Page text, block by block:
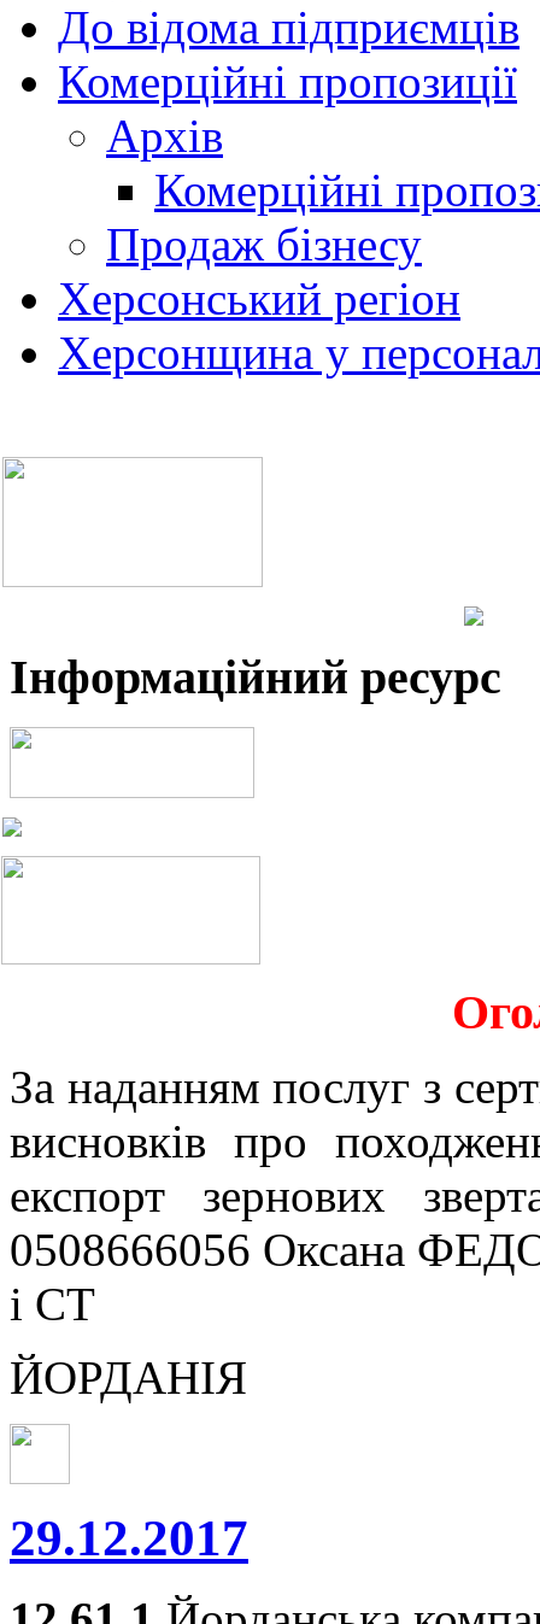
До відома підприємців
Комерційні пропозиції
Архів
Комерційні
Продаж бізнесу
Херсонський регіон
Херсонщина у
Інформаційний ресурс
За наданням послуг з
висновків про
експорт зернових
0508666056 Оксана
і СТ
ЙОРДАНІЯ
29.12.2017